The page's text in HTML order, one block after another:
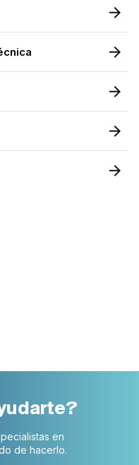
en
de hacerlo.